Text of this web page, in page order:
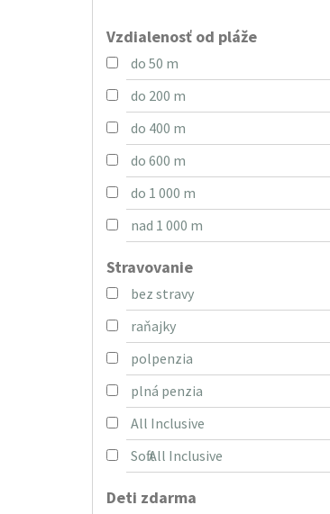
Vzdialenosť od pláže
do 50 m
do 200 m
do 400 m
do 600 m
do 1 000 m
nad 1 000 m
Stravovanie
bez stravy
raňajky
polpenzia
plná penzia
All Inclusive
Soft All Inclusive
Deti zdarma